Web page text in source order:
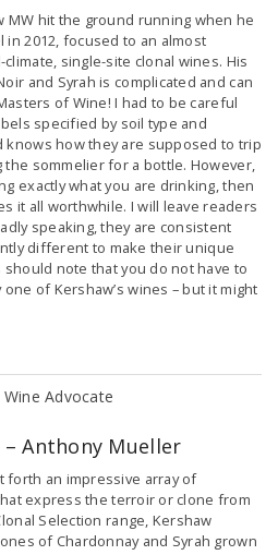
MW hit the ground running when he
2012, focused to an almost
single-site clonal wines. His
and Syrah is complicated and can
of Wine! I had to be careful
specified by soil type and
knows how they are supposed to trip
sommelier for a bottle. However,
exactly what you are drinking, then
it all worthwhile. I will leave readers
speaking, they are consistent
different to make their unique
note that you do not have to
of Kershaw’s wines – but it might
– Anthony Mueller
forth an impressive array of
express the terroir or clone from
Selection range, Kershaw
of Chardonnay and Syrah grown